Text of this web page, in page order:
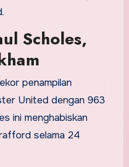
Scholes,
penampilan
United dengan 963
ini menghabiskan
selama 24